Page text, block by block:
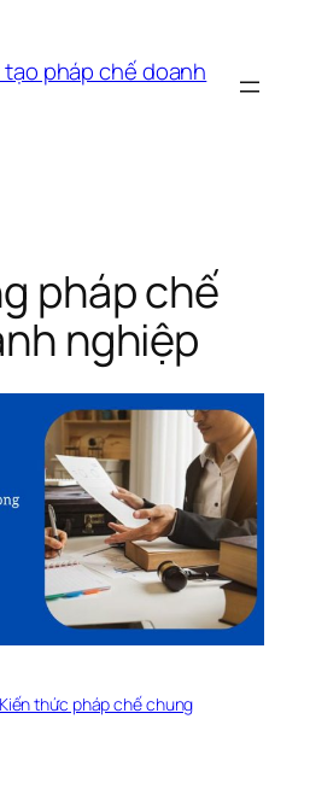
tạo pháp chế doanh
pháp chế
nghiệp
thức pháp chế chung